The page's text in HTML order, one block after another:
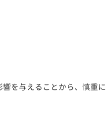
を与えることから、慎重に